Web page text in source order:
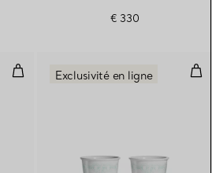
€ 330
Tasses à café en porcelaine,
Exclusivité en ligne